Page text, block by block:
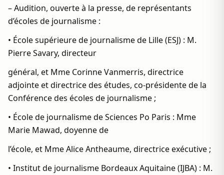
– Audition, ouverte à la presse, de représentants
d’écoles de journalisme :
• École supérieure de journalisme de Lille (ESJ) : M.
Pierre Savary, directeur
général, et Mme Corinne Vanmerris, directrice
adjointe et directrice des études, co-présidente de la
Conférence des écoles de journalisme ;
• École de journalisme de Sciences Po Paris : Mme
Marie Mawad, doyenne de
l’école, et Mme Alice Antheaume, directrice exécutive ;
• Institut de journalisme Bordeaux Aquitaine (IJBA) : M.